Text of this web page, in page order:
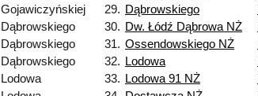
Gojawiczyńskiej
29. Dąbrowskiego
Dąbrowskiego
30. Dw. Łódź Dąbrowa NŻ
Dąbrowskiego
31. Ossendowskiego NŻ
Dąbrowskiego
32. Lodowa
Lodowa
33. Lodowa 91 NŻ